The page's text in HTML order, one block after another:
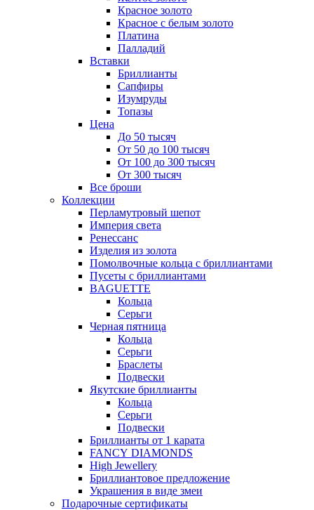
Красное золото
Красное с белым золото
Платина
Палладий
Вставки
Бриллианты
Сапфиры
Изумруды
Топазы
Цена
До 50 тысяч
От 50 до 100 тысяч
От 100 до 300 тысяч
От 300 тысяч
Все броши
Коллекции
Перламутровый шепот
Империя света
Ренессанс
Изделия из золота
Помолвочные кольца с бриллиантами
Пусеты с бриллиантами
BAGUETTE
Кольца
Серьги
Черная пятница
Кольца
Серьги
Браслеты
Подвески
Якутские бриллианты
Кольца
Серьги
Подвески
Бриллианты от 1 карата
FANCY DIAMONDS
High Jewellery
Бриллиантовое предложение
Украшения в виде змеи
Подарочные сертификаты